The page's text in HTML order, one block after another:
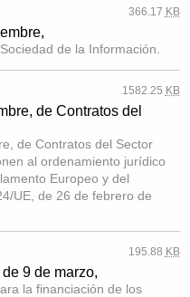
366.17 KB
de la Información.
1582.25 KB
de Contratos del
de Contratos del Sector
al ordenamiento jurídico
Europeo y del
UE, de 26 de febrero de
195.88 KB
9 de marzo,
la financiación de los